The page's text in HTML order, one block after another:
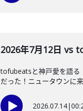
2026年7月12日 vs
tofubeatsと神戸愛を語る
だった！ニュータウンに
2026.07.14|